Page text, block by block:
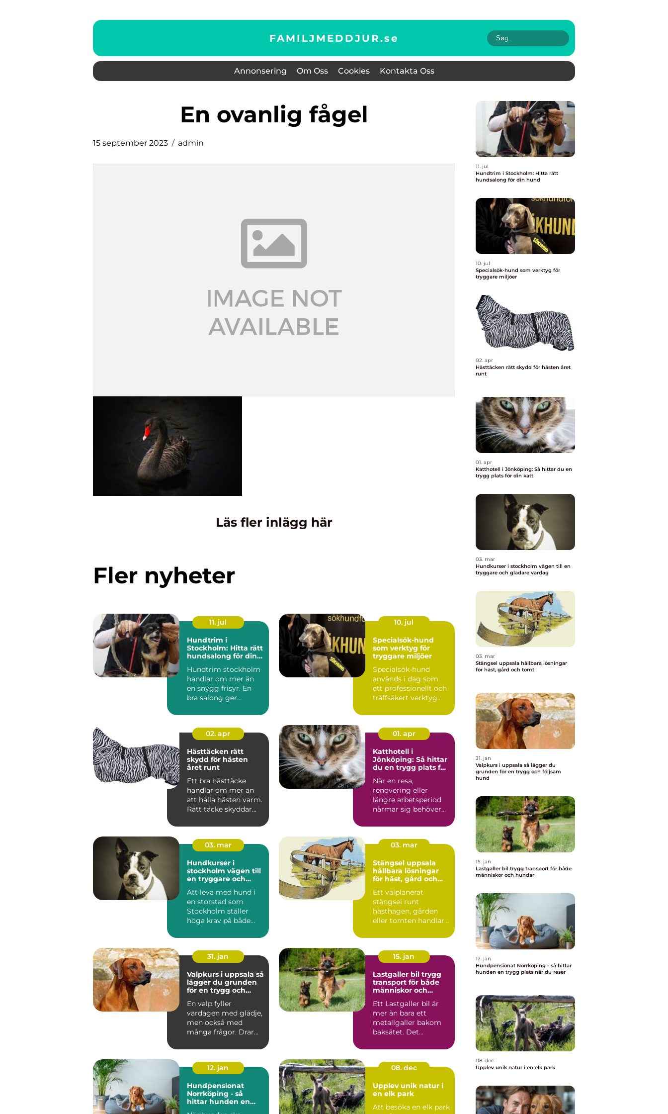
FAMILJMEDDJUR.se
Annonsering Om Oss Cookies Kontakta Oss
en ovanlig fågel
15 september 2023 admin
Läs fler inlägg här
Fler nyheter
11. jul
Hundtrim i
Stockholm: Hitta rätt
hundsalong för din
Hundtrim stockholm
handlar om mer än
en snygg frisyr. En
bra salong ger
10. jul
Specialsök-hund
som verktyg för
tryggare miljöer
Specialsök-hund
används i dag som
ett professionellt och
träffsäkert verktyg
02. apr
Hästtäcken rätt
skydd för hästen
året runt
Ett bra hästtäcke
handlar om mer än
att hålla hästen varm.
Rätt täcke skyddar
oc...
01. apr
Katthotell i
Jönköping: Så hittar
du en trygg plats för
När en resa,
renovering eller
längre arbetsperiod
närmar sig behöver
03. mar
Hundkurser i
stockholm vägen till
en tryggare och
Att leva med hund i
en storstad som
Stockholm ställer
höga krav på både
Tunnelban...
03. mar
Stängsel uppsala
hållbara lösningar
för häst, gård och
Ett välplanerat
stängsel runt
hästhagen, gården
eller tomten handlar
markera en g...
31. jan
Valpkurs i uppsala så
lägger du grunden
för en trygg och
En valp fyller
vardagen med glädje,
men också med
många frågor. Drar
den bara...
15. jan
Lastgaller bil trygg
transport för både
människor och
Ett Lastgaller bil är
mer än bara ett
metallgaller bakom
baksätet. Det
säkerhe...
12. jan
Hundpensionat
Norrköping - så
hittar hunden en
08. dec
Upplev unik natur i
en elk park
Att besöka en elk park
11. jul
Hundtrim i Stockholm: Hitta rätt
hundsalong för din hund
10. jul
Specialsök-hund som verktyg för
tryggare miljöer
02. apr
Hästtäcken rätt skydd för hästen året
runt
01. apr
Katthotell i Jönköping: Så hittar du en
trygg plats för din katt
03. mar
Hundkurser i stockholm vägen till en
tryggare och gladare vardag
03. mar
Stängsel uppsala hållbara lösningar
för häst, gård och tomt
31. jan
Valpkurs i uppsala så lägger du
grunden för en trygg och följsam
hund
15. jan
Lastgaller bil trygg transport för både
människor och hundar
12. jan
Hundpensionat Norrköping - så hittar
hunden en trygg plats när du reser
08. dec
Upplev unik natur i en elk park